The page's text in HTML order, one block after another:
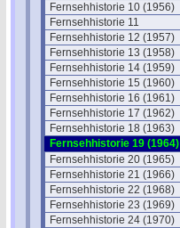
Fernsehhistorie 10 (1956)
Fernsehhistorie 11
Fernsehhistorie 12 (1957)
Fernsehhistorie 13 (1958)
Fernsehhistorie 14 (1959)
Fernsehhistorie 15 (1960)
Fernsehhistorie 16 (1961)
Fernsehhistorie 17 (1962)
Fernsehhistorie 18 (1963)
Fernsehhistorie 19 (1964)
Fernsehhistorie 20 (1965)
Fernsehhistorie 21 (1966)
Fernsehhistorie 22 (1968)
Fernsehhistorie 23 (1969)
Fernsehhistorie 24 (1970)